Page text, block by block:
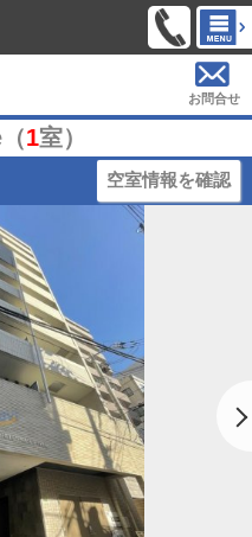
お問合せ
1室）
空室情報を確認